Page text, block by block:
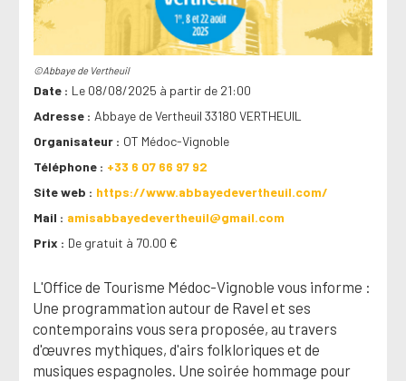
©Abbaye de Vertheuil
Date
Le 08/08/2025 à partir de 21:00
Adresse
Abbaye de Vertheuil 33180 VERTHEUIL
Organisateur
OT Médoc-Vignoble
Téléphone
+33 6 07 66 97 92
Site web
https://www.abbayedevertheuil.com/
Mail
amisabbayedevertheuil@gmail.com
Prix
De gratuit à 70.00 €
L'Office de Tourisme Médoc-Vignoble vous informe :
Une programmation autour de Ravel et ses
contemporains vous sera proposée, au travers
d'œuvres mythiques, d'airs folkloriques et de
musiques espagnoles. Une soirée hommage pour